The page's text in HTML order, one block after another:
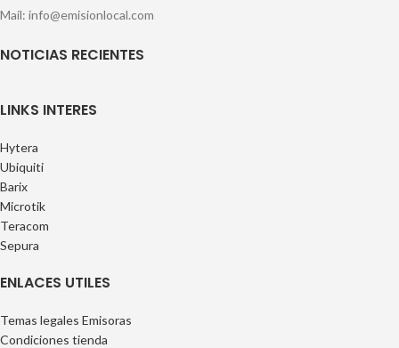
Mail: info@emisionlocal.com
NOTICIAS RECIENTES
LINKS INTERES
Hytera
Ubiquiti
Barix
Microtik
Teracom
Sepura
ENLACES UTILES
Temas legales Emisoras
Condiciones tienda